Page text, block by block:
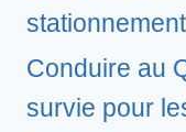
Conduire au
survie pour